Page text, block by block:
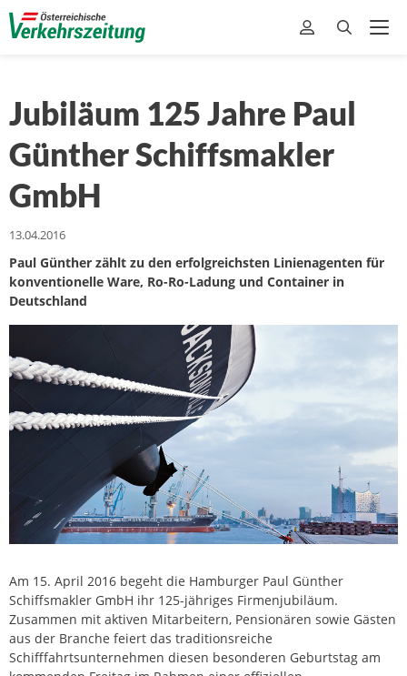
Jubiläum 125 Jahre Paul
Günther Schiffsmakler
GmbH
13.04.2016
Paul Günther zählt zu den erfolgreichsten Linienagenten für
konventionelle Ware, Ro-Ro-Ladung und Container in
Deutschland
Am 15. April 2016 begeht die Hamburger Paul Günther
Schiffsmakler GmbH ihr 125-jähriges Firmenjubiläum.
Zusammen mit aktiven Mitarbeitern, Pensionären sowie Gästen
aus der Branche feiert das traditionsreiche
Schifffahrtsunternehmen diesen besonderen Geburtstag am